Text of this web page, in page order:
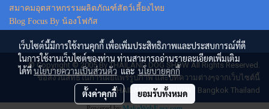
สมาคมอุตสาหกรรมผลิตภัณฑ์สัตว์เลี้ยงไทย
Blog Focus By น้องโฟกัส
© Copyright © 2005 By THAILAND DOG SHOW All Rights Reserved.
ขอสงวนสิทธิ์ในการเผยแพร่รูปภาพ และบทความต่างๆจากเว็บไซต์นี้
THAILAND DOG SHOW : Bangkok Thailand
เว็บไซต์นี้มีการใช้งานคุกกี้ เพื่อเพิ่มประสิทธิภาพและประสบการณ์ที่ดี
ในการใช้งานเว็บไซต์ของท่าน ท่านสามารถอ่านรายละเอียดเพิ่มเติม
ได้ที่นโยบายความเป็นส่วนตัวและนโยบายคุกกี้
ตั้งค่าคุกกี้ ยอมรับทั้งหมด